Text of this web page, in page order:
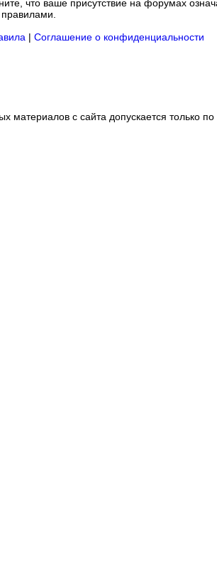
что ваше присутствие на форумах
правилами.
| Соглашение о конфиденциальности
материалов с сайта допускается только